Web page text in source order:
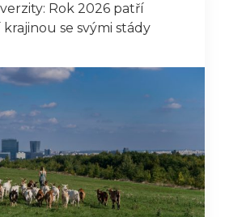
Rok 2026 patří
se svými stády